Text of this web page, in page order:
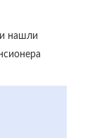
нашли